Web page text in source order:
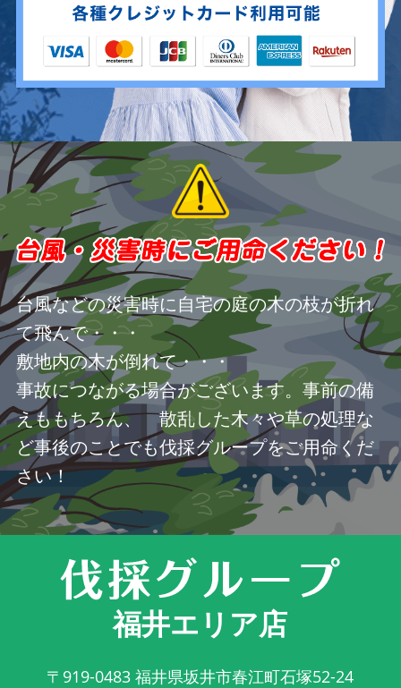
台風などの災害時に自宅の庭の木の枝が折れ
て飛んで・・・
敷地内の木が倒れて・・・
事故につながる場合がございます。事前の備
えももちろん、 散乱した木々や草の処理な
ど事後のことでも伐採グループをご用命くだ
さい！
福井エリア店
〒919-0483 福井県坂井市春江町石塚52-24